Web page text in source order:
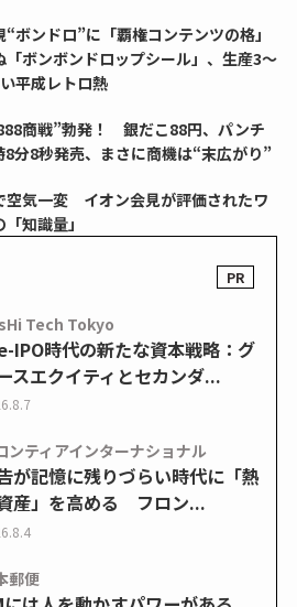
ボンドロ”に「覇権コンテンツの格」
ボンボンドロップシール」、生産3～
平成レトロ熱
商戦”勃発！ 銀だこ88円、パンチ
分8秒発売、まさに商機は“末広がり”
空気一変 イオン会見が評価されたワ
知識量」
Tech Tokyo
IPO時代の新たな資本戦略：グ
スエクイティとセカンダ...
ンティアインターナショナル
が記憶に残りづらい時代に「熱
産」を高める フロン...
郵便